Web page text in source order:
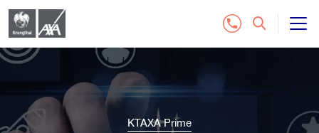
แบบประกันชีวิต
บริการลูกค้า
KTAXA Prime